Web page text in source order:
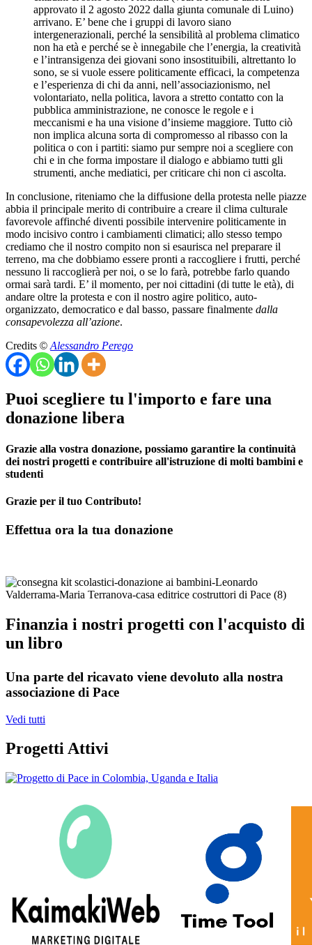
approvato il 2 agosto 2022 dalla giunta comunale di Luino)
arrivano. E’ bene che i gruppi di lavoro siano
intergenerazionali, perché la sensibilità al problema climatico
non ha età e perché se è innegabile che l’energia, la creatività
e l’intransigenza dei giovani sono insostituibili, altrettanto lo
sono, se si vuole essere politicamente efficaci, la competenza
e l’esperienza di chi da anni, nell’associazionismo, nel
volontariato, nella politica, lavora a stretto contatto con la
pubblica amministrazione, ne conosce le regole e i
meccanismi e ha una visione d’insieme maggiore. Tutto ciò
non implica alcuna sorta di compromesso al ribasso con la
politica o con i partiti: siamo pur sempre noi a scegliere con
chi e in che forma impostare il dialogo e abbiamo tutti gli
strumenti, anche mediatici, per criticare chi non ci ascolta.
In conclusione, riteniamo che la diffusione della protesta nelle piazze
abbia il principale merito di contribuire a creare il clima culturale
favorevole affinché diventi possibile intervenire politicamente in
modo incisivo contro i cambiamenti climatici; allo stesso tempo
crediamo che il nostro compito non si esaurisca nel preparare il
terreno, ma che dobbiamo essere pronti a raccogliere i frutti, perché
nessuno li raccoglierà per noi, o se lo farà, potrebbe farlo quando
ormai sarà tardi. E’ il momento, per noi cittadini (di tutte le età), di
andare oltre la protesta e con il nostro agire politico, auto-
organizzato, democratico e dal basso, passare finalmente dalla
consapevolezza all’azione.
Credits © Alessandro Perego
Puoi scegliere tu l'importo e fare una
donazione libera
Grazie alla vostra donazione, possiamo garantire la continuità
dei nostri progetti e contribuire all'istruzione di molti bambini e
studenti
Grazie per il tuo Contributo!
Effettua ora la tua donazione
Finanzia i nostri progetti con l'acquisto di
un libro
Una parte del ricavato viene devoluto alla nostra
associazione di Pace
Vedi tutti
Progetti Attivi